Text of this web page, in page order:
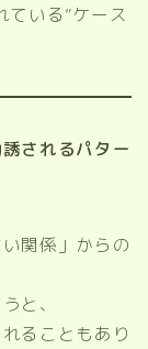
ている”ケース
されるパター
関係」からの
と、
ることもあり